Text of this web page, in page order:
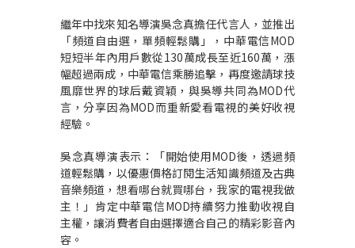
繼年中找來知名導演吳念真擔任代言人，並推出
「頻道自由選，單頻輕鬆購」，中華電信MOD
短短半年內用戶數從130萬成長至近160萬，漲
幅超過兩成，中華電信乘勝追擊，再度邀請球技
風靡世界的球后戴資穎，與吳導共同為MOD代
言，分享因為MOD而重新愛看電視的美好收視
經驗。
吳念真導演表示：「開始使用MOD後，透過頻
道輕鬆購，以優惠價格訂閱生活知識頻道及古典
音樂頻道，想看哪台就買哪台，我家的電視我做
主！」肯定中華電信MOD持續努力推動收視自
主權，讓消費者自由選擇適合自己的精彩影音內
容。